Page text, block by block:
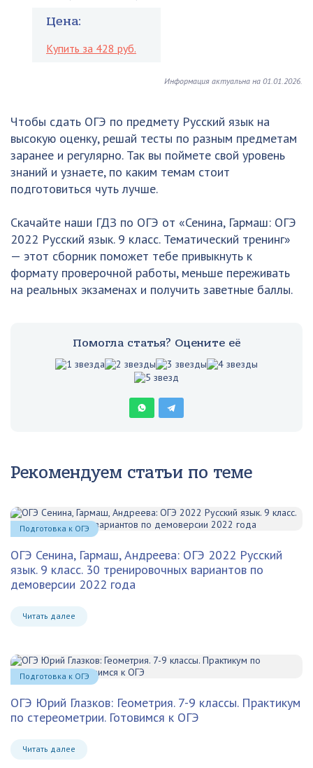
Цена:
Купить за 428 руб.
Информация актуальна на 01.01.2026.
Чтобы сдать ОГЭ по предмету Русский язык на
высокую оценку, решай тесты по разным предметам
заранее и регулярно. Так вы поймете свой уровень
знаний и узнаете, по каким темам стоит
подготовиться чуть лучше.
Скачайте наши ГДЗ по ОГЭ от «Сенина, Гармаш: ОГЭ
2022 Русский язык. 9 класс. Тематический тренинг»
— этот сборник поможет тебе привыкнуть к
формату проверочной работы, меньше переживать
на реальных экзаменах и получить заветные баллы.
Помогла статья? Оцените её
Рекомендуем статьи по теме
ОГЭ Сенина, Гармаш, Андреева: ОГЭ 2022 Русский
язык. 9 класс. 30 тренировочных вариантов по
демоверсии 2022 года
Читать далее
Подготовка к ОГЭ
ОГЭ Юрий Глазков: Геометрия. 7-9 классы. Практикум
по стереометрии. Готовимся к ОГЭ
Читать далее
Подготовка к ОГЭ